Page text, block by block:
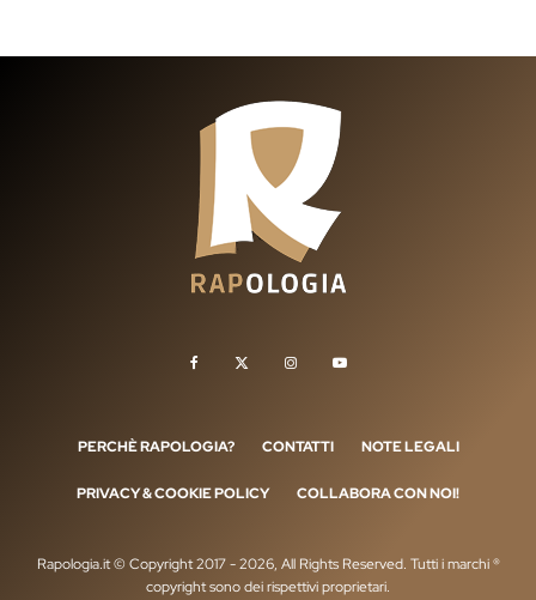
PERCHÈ RAPOLOGIA? CONTATTI NOTE LEGALI
PRIVACY & COOKIE POLICY COLLABORA CON NOI!
Rapologia.it © Copyright 2017 - 2026, All Rights Reserved. Tutti i marchi ®
copyright sono dei rispettivi proprietari.